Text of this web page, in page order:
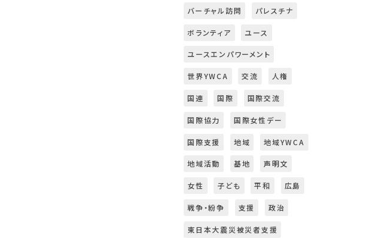
バーチャル訪問 パレスチナ
ボランティア ユース
ユースエンパワーメント
世界YWCA 交流 人権
国連 国際 国際交流
国際協力 国際女性デー
国際支援 地域 地域YWCA
地域活動 基地 声明文
女性 子ども 平和 広島
戦争・紛争 支援 政治
東日本大震災被災者支援